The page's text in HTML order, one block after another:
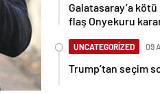
Galatasaray’a
flaş Onyekuru
UNCATEGORİZED 09
Trump’tan seçim